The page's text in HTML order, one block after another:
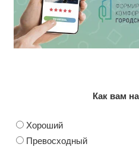
Как вам
Хороший
Превосходный